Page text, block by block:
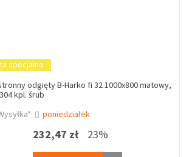
specjalna
odgięty B-Harko fi 32 1000x800 matowy,
kpl. śrub
poniedziałek
232,47 zł 23%